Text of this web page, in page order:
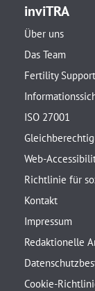
inviTRA
Über uns
Das Team
Fertility
ISO 27001
Web-
Richtlinie für
Kontakt
Impressum
Redaktionelle
Cookie-